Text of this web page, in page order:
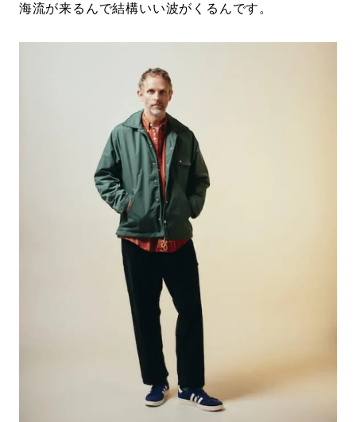
海流が来るんで結構いい波がくるんです。